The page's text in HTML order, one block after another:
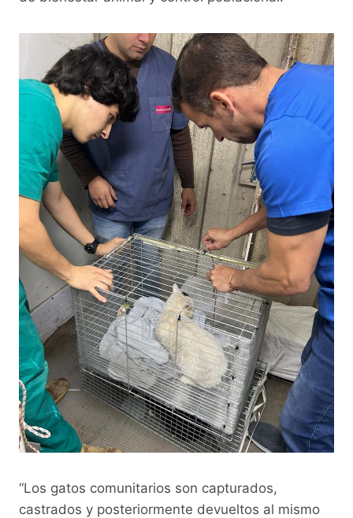
“Los gatos comunitarios son capturados,
castrados y posteriormente devueltos al mismo